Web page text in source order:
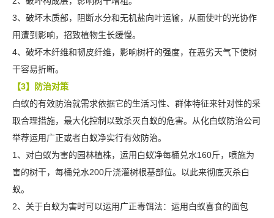
3、破坏木质部，阻断水分和无机盐向叶运输，从面使叶的光协作
用遭到影响，招致植物生长缓慢。
4、破坏木纤维和韧皮纤维，影响树杆的强度，在恶劣天气下使树
干容易折断。
【3】防治对策
白蚁的有效防治就需求依据它的生活习性、群体特征来针对性的采
取合理措施，最大化控制以致杀灭白蚁的危害。从化白蚁防治公司
举荐运用广正或者白蚁净实行有效防治。
1、对白蚁为害的园林植株，运用白蚁净每桶兑水160斤，喷施为
害的树干，每桶兑水200斤浇灌树根基部位。以此来彻底灭杀白
蚁。
2、关于白蚁为害时可以运用广正毒饵法：运用白蚁喜食的面包